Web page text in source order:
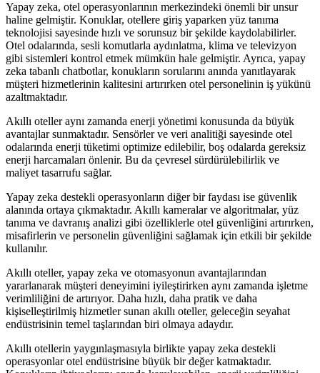
Yapay zeka, otel operasyonlarının merkezindeki önemli bir unsur
haline gelmiştir. Konuklar, otellere giriş yaparken yüz tanıma
teknolojisi sayesinde hızlı ve sorunsuz bir şekilde kaydolabilirler.
Otel odalarında, sesli komutlarla aydınlatma, klima ve televizyon
gibi sistemleri kontrol etmek mümkün hale gelmiştir. Ayrıca, yapay
zeka tabanlı chatbotlar, konukların sorularını anında yanıtlayarak
müşteri hizmetlerinin kalitesini artırırken otel personelinin iş yükünü
azaltmaktadır.
Akıllı oteller aynı zamanda enerji yönetimi konusunda da büyük
avantajlar sunmaktadır. Sensörler ve veri analitiği sayesinde otel
odalarında enerji tüketimi optimize edilebilir, boş odalarda gereksiz
enerji harcamaları önlenir. Bu da çevresel sürdürülebilirlik ve
maliyet tasarrufu sağlar.
Yapay zeka destekli operasyonların diğer bir faydası ise güvenlik
alanında ortaya çıkmaktadır. Akıllı kameralar ve algoritmalar, yüz
tanıma ve davranış analizi gibi özelliklerle otel güvenliğini artırırken,
misafirlerin ve personelin güvenliğini sağlamak için etkili bir şekilde
kullanılır.
Akıllı oteller, yapay zeka ve otomasyonun avantajlarından
yararlanarak müşteri deneyimini iyileştirirken aynı zamanda işletme
verimliliğini de artırıyor. Daha hızlı, daha pratik ve daha
kişiselleştirilmiş hizmetler sunan akıllı oteller, geleceğin seyahat
endüstrisinin temel taşlarından biri olmaya adaydır.
Akıllı otellerin yaygınlaşmasıyla birlikte yapay zeka destekli
operasyonlar otel endüstrisine büyük bir değer katmaktadır.